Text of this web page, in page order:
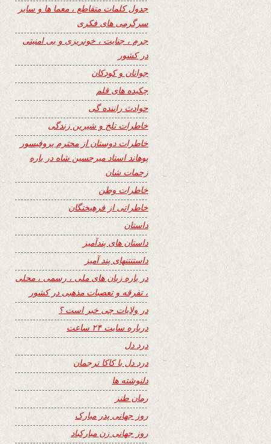
جدول کلمات متقاطع ، معما ها و سایر
سرگرمی های فکری
جرم ، جنایت ، خونریزی و بی امنیتی
در کشور
جوانان و کودکان
چکیده های قلم
حوادث راننده گی
خاطرات تلخ و شیرین زندگی
خاطرات دوستان از محترم پروفیسور
پوهاند استاد میرحسین شاه در باره
زحمات شان
خاطرات وطن
خاطراتی از فرهیختگان
داستان
داستان های پندآمیز
داستنتنهای پند آمیز
در باره زبان های ملی ، رسمی ، محلی
، تفرقه و تعصبات مذهبی در کشور
در ولایات چی خبر است ؟
درباره سایت ۲۴ ساعت
درد دل
درد دل با کاکا ترجمان
دلنوشته ها
رمان طنز
روز جهانی پدر مبارک
روز جهانی زن مبارکباد